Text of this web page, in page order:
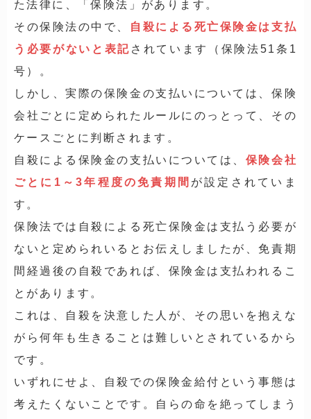
た法律に、「保険法」があります。
その保険法の中で、
自殺による死亡保険金は支払
う必要がないと表記 されています（保険法51条1
号）。
しかし、実際の保険金の支払いについては、保険
会社ごとに定められたルールにのっとって、その
ケースごとに判断されます。
自殺による保険金の支払いについては、 保険会社
ごとに1～3年程度の免責期間 が設定されていま
す。
保険法では自殺による死亡保険金は支払う必要が
ないと定められいるとお伝えしましたが、免責期
間経過後の自殺であれば、保険金は支払われるこ
とがあります。
これは、自殺を決意した人が、その思いを抱えな
がら何年も生きることは難しいとされているから
です。
いずれにせよ、自殺での保険金給付という事態は
考えたくないことです。自らの命を絶ってしまう